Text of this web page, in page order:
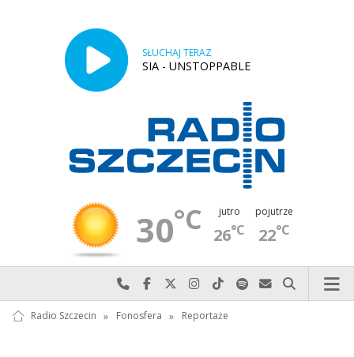
SŁUCHAJ TERAZ
SIA - UNSTOPPABLE
30°C jutro
26°C
pojutrze
22°C
Najlepiej po prostu do nas zadzwoń
Odwiedź nas na Facebook-u
Odwiedź nas na X
Odwiedź nas na Instagram-ie
Odwiedź nas na TikTok-u
Szukaj nas na Spotify
Wyślij do nas
Szukaj
Radio Szczecin » Fonosfera » Reportaże